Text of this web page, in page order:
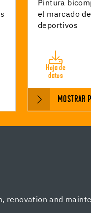
Pintura
el marcado
deportivos
Hoja de
datos
MOSTRAR
renovation and